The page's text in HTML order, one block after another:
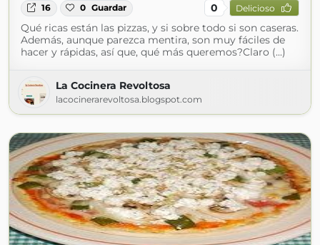
16 0 Guardar 0 Delicioso
Qué ricas están las pizzas, y si sobre todo si son caseras.
Además, aunque parezca mentira, son muy fáciles de
hacer y rápidas, así que, qué más queremos?Claro (...)
La Cocinera Revoltosa
lacocinerarevoltosa.blogspot.com